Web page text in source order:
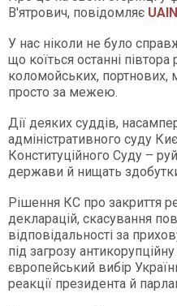
В'ятрович, повідомляє
У нас ніколи не було
що коїться останні
коломойських, портнових,
просто за межею.
Дії деяких суддів,
адміністративного суду
Конституційного Суду –
держави й нищать
Рішення КС про закриття
декларацій, скасування
відповідальності за
під загрозу
європейський вибір
реакції президента й